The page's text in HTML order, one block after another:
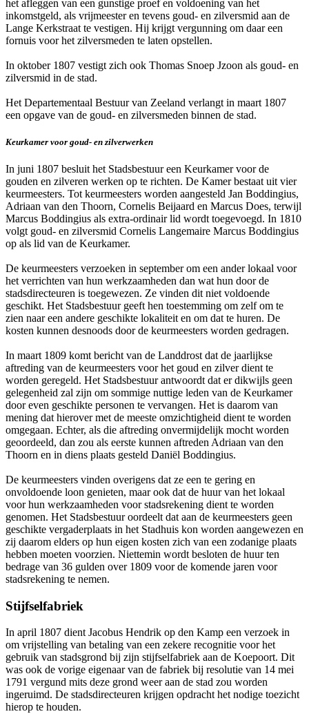
het afleggen van een gunstige proef en voldoening van het
inkomstgeld, als vrijmeester en tevens goud- en zilversmid aan de
Lange Kerkstraat te vestigen. Hij krijgt vergunning om daar een
fornuis voor het zilversmeden te laten opstellen.
In oktober 1807 vestigt zich ook Thomas Snoep Jzoon als goud- en
zilversmid in de stad.
Het Departementaal Bestuur van Zeeland verlangt in maart 1807
een opgave van de goud- en zilversmeden binnen de stad.
Keurkamer voor goud- en zilverwerken
In juni 1807 besluit het Stadsbestuur een Keurkamer voor de
gouden en zilveren werken op te richten. De Kamer bestaat uit vier
keurmeesters. Tot keurmeesters worden aangesteld Jan Boddingius,
Adriaan van den Thoorn, Cornelis Beijaard en Marcus Does, terwijl
Marcus Boddingius als extra-ordinair lid wordt toegevoegd. In 1810
volgt goud- en zilversmid Cornelis Langemaire Marcus Boddingius
op als lid van de Keurkamer.
De keurmeesters verzoeken in september om een ander lokaal voor
het verrichten van hun werkzaamheden dan wat hun door de
stadsdirecteuren is toegewezen. Ze vinden dit niet voldoende
geschikt. Het Stadsbestuur geeft hen toestemming om zelf om te
zien naar een andere geschikte lokaliteit en om dat te huren. De
kosten kunnen desnoods door de keurmeesters worden gedragen.
In maart 1809 komt bericht van de Landdrost dat de jaarlijkse
aftreding van de keurmeesters voor het goud en zilver dient te
worden geregeld. Het Stadsbestuur antwoordt dat er dikwijls geen
gelegenheid zal zijn om sommige nuttige leden van de Keurkamer
door even geschikte personen te vervangen. Het is daarom van
mening dat hierover met de meeste omzichtigheid dient te worden
omgegaan. Echter, als die aftreding onvermijdelijk mocht worden
geoordeeld, dan zou als eerste kunnen aftreden Adriaan van den
Thoorn en in diens plaats gesteld Daniël Boddingius.
De keurmeesters vinden overigens dat ze een te gering en
onvoldoende loon genieten, maar ook dat de huur van het lokaal
voor hun werkzaamheden voor stadsrekening dient te worden
genomen. Het Stadsbestuur oordeelt dat aan de keurmeesters geen
geschikte vergaderplaats in het Stadhuis kon worden aangewezen en
zij daarom elders op hun eigen kosten zich van een zodanige plaats
hebben moeten voorzien. Niettemin wordt besloten de huur ten
bedrage van 36 gulden over 1809 voor de komende jaren voor
stadsrekening te nemen.
Stijfselfabriek
In april 1807 dient Jacobus Hendrik op den Kamp een verzoek in
om vrijstelling van betaling van een zekere recognitie voor het
gebruik van stadsgrond bij zijn stijfselfabriek aan de Koepoort. Dit
was ook de vorige eigenaar van de fabriek bij resolutie van 14 mei
1791 vergund mits deze grond weer aan de stad zou worden
ingeruimd. De stadsdirecteuren krijgen opdracht het nodige toezicht
hierop te houden.